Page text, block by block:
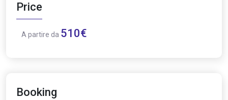
Price
A partire da 510€
Booking